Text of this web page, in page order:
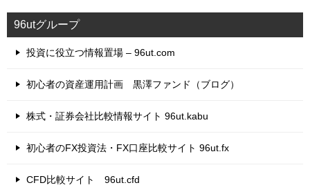
リ
ー
96utグループ
投資に役立つ情報置場 – 96ut.com
初心者の資産運用計画 黒澤ファンド（ブログ）
株式・証券会社比較情報サイト 96ut.kabu
初心者のFX投資法・FX口座比較サイト 96ut.fx
CFD比較サイト 96ut.cfd